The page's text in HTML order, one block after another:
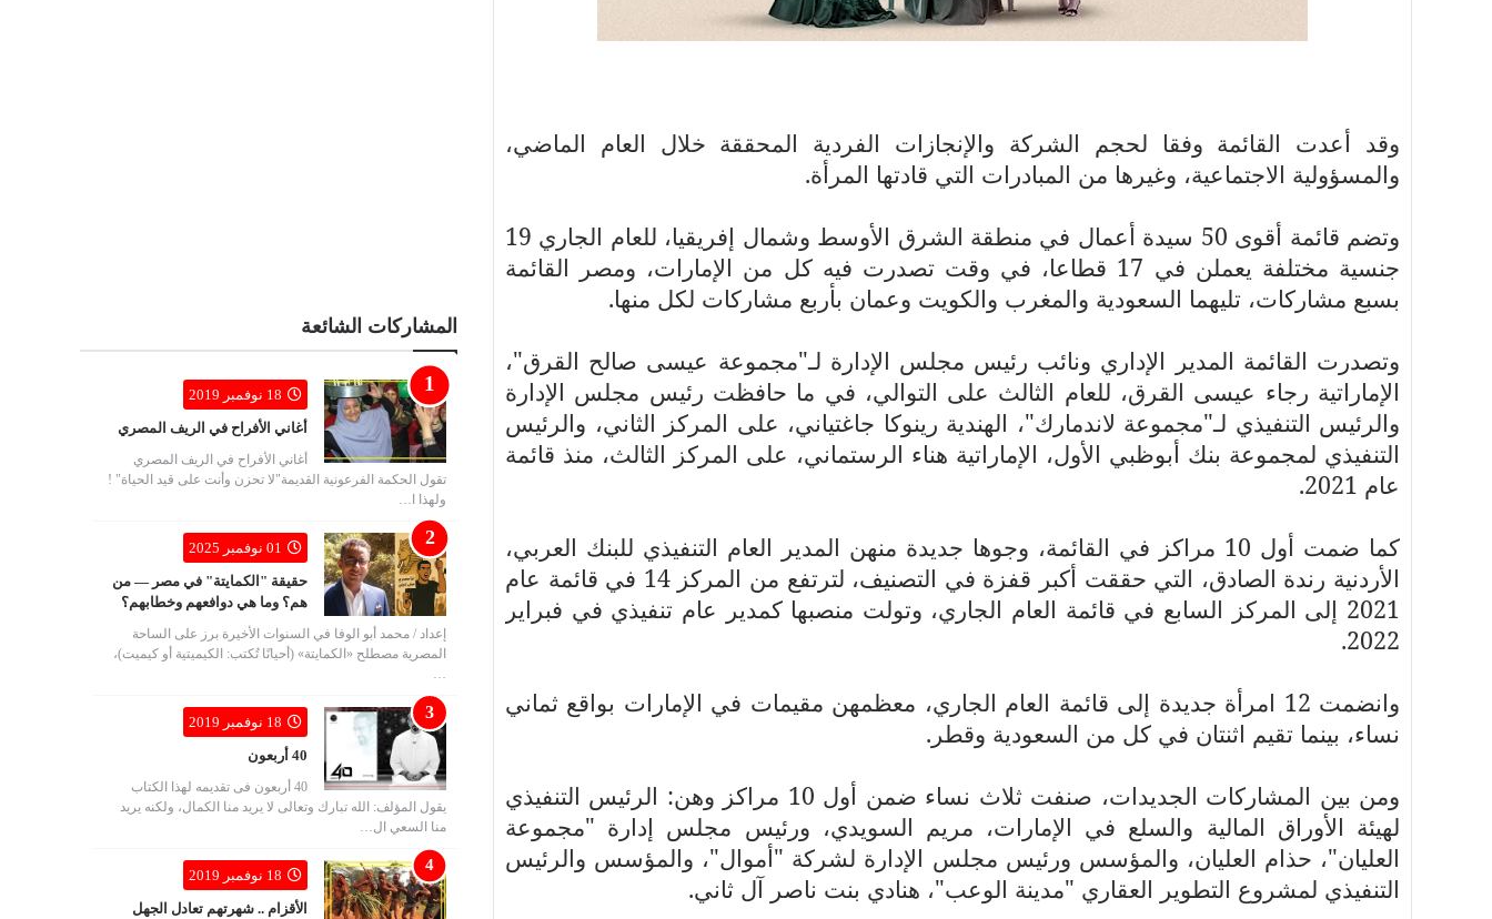
وقد أعدت القائمة وفقا لحجم الشركة والإنجازات الفردية المحققة خلال العام الماضي،
والمسؤولية الاجتماعية، وغيرها من المبادرات التي قادتها المرأة.
وتضم قائمة أقوى 50 سيدة أعمال في منطقة الشرق الأوسط وشمال إفريقيا، للعام الجاري 19
جنسية مختلفة يعملن في 17 قطاعا، في وقت تصدرت فيه كل من الإمارات، ومصر القائمة
بسبع مشاركات، تليهما السعودية والمغرب والكويت وعمان بأربع مشاركات لكل منها.
وتصدرت القائمة المدير الإداري ونائب رئيس مجلس الإدارة لـ"مجموعة عيسى صالح القرق"،
الإماراتية رجاء عيسى القرق، للعام الثالث على التوالي، في ما حافظت رئيس مجلس الإدارة
والرئيس التنفيذي لـ"مجموعة لاندمارك"، الهندية رينوكا جاغتياني، على المركز الثاني، والرئيس
التنفيذي لمجموعة بنك أبوظبي الأول، الإماراتية هناء الرستماني، على المركز الثالث، منذ قائمة
عام 2021.
كما ضمت أول 10 مراكز في القائمة، وجوها جديدة منهن المدير العام التنفيذي للبنك العربي،
الأردنية رندة الصادق، التي حققت أكبر قفزة في التصنيف، لترتفع من المركز 14 في قائمة عام
2021 إلى المركز السابع في قائمة العام الجاري، وتولت منصبها كمدير عام تنفيذي في فبراير
2022.
وانضمت 12 امرأة جديدة إلى قائمة العام الجاري، معظمهن مقيمات في الإمارات بواقع ثماني
نساء، بينما تقيم اثنتان في كل من السعودية وقطر.
ومن بين المشاركات الجديدات، صنفت ثلاث نساء ضمن أول 10 مراكز وهن: الرئيس التنفيذي
لهيئة الأوراق المالية والسلع في الإمارات، مريم السويدي، ورئيس مجلس إدارة "مجموعة
العليان"، حذام العليان، والمؤسس ورئيس مجلس الإدارة لشركة "أموال"، والمؤسس والرئيس
التنفيذي لمشروع التطوير العقاري "مدينة الوعب"، هنادي بنت ناصر آل ثاني.
المشاركات الشائعة
18 نوفمبر 2019
أغاني الأفراح في الريف المصري
أغاني الأفراح في الريف المصري
تقول الحكمة الفرعونية القديمة"لا تحزن وأنت على قيد الحياة" !
ولهذا ا…
01 نوفمبر 2025
حقيقة "الكمايتة" في مصر — من
هم؟ وما هي دوافعهم وخطابهم؟
إعداد / محمد أبو الوفا في السنوات الأخيرة برز على الساحة
المصرية مصطلح «الكمايتة» (أحيانًا تُكتب: الكيميتية أو كيميت)،
18 نوفمبر 2019
40 أربعون
40 أربعون فى تقديمه لهذا الكتاب
يقول المؤلف: الله تبارك وتعالى لا يريد منا الكمال، ولكنه يريد
منا السعي ال…
18 نوفمبر 2019
الأقزام .. شهرتهم تعادل الجهل